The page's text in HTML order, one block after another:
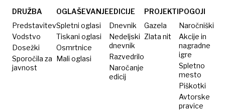
DRUŽBA
Predstavitev
Vodstvo
Dosežki
Sporočila za
javnost
OGLAŠEVANJE
Spletni oglasi
Tiskani oglasi
Osmrtnice
Mali oglasi
EDICIJE
Dnevnik
Nedeljski
dnevnik
Razvedrilo
Naročanje
edicij
PROJEKTI
Gazela
Zlata nit
POGOJI
Naročniški
Akcije in
nagradne
igre
Spletno
mesto
Piškotki
Avtorske
pravice